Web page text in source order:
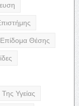
Επίδομα Θέσης
Υγείας